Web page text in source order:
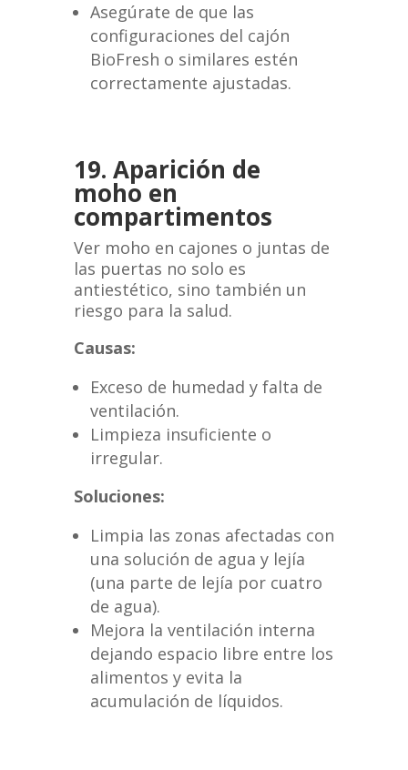
Asegúrate de que las
configuraciones del cajón
BioFresh o similares estén
correctamente ajustadas.
19. Aparición de
moho en
compartimentos
Ver moho en cajones o juntas de
las puertas no solo es
antiestético, sino también un
riesgo para la salud.
Causas:
Exceso de humedad y falta de
ventilación.
Limpieza insuficiente o
irregular.
Soluciones:
Limpia las zonas afectadas con
una solución de agua y lejía
(una parte de lejía por cuatro
de agua).
Mejora la ventilación interna
dejando espacio libre entre los
alimentos y evita la
acumulación de líquidos.